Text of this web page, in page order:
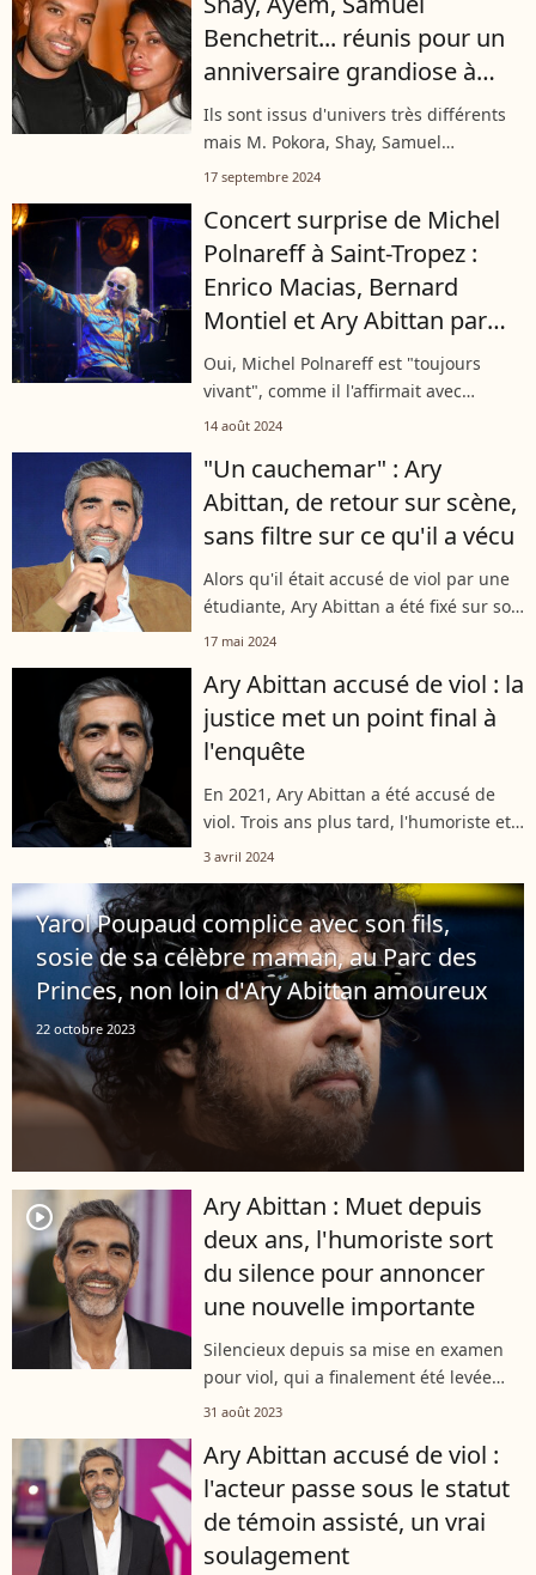
Benchetrit... réunis pour un
anniversaire grandiose à
deux pas du palais de
l'Elysée
Ils sont issus d'univers très différents
mais M. Pokora, Shay, Samuel
Benchetrit ou encore Christophe
même adresse le lundi 16 septembre
2024....
17 septembre 2024
Concert surprise de Michel
Polnareff à Saint-Tropez :
Enrico Macias, Bernard
Montiel et Ary Abittan parmi
les spectateurs
Oui, Michel Polnareff est "toujours
vivant", comme il l'affirmait avec
humour en avril dernier, après la sortie
généralement pour les artistes...
14 août 2024
"Un cauchemar" : Ary
Abittan, de retour sur scène,
sans filtre sur ce qu'il a vécu
Alors qu'il était accusé de viol par une
étudiante, Ary Abittan a été fixé sur son
sort il y a de cela quelques semaines.
carrière. C'est ainsi qu'il...
17 mai 2024
Ary Abittan accusé de viol : la
justice met un point final à
l'enquête
En 2021, Ary Abittan a été accusé de
viol. Trois ans plus tard, l'humoriste et
comédien vient d'apprendre la décision
lieu dans les investigations...
3 avril 2024
Yarol Poupaud complice avec son fils,
sosie de sa célèbre maman, au Parc des
Princes, non loin d'Ary Abittan amoureux
22 octobre 2023
player2
Ary Abittan : Muet depuis
deux ans, l'humoriste sort
du silence pour annoncer
une nouvelle importante
Silencieux depuis sa mise en examen
pour viol, qui a finalement été levée
après deux ans d'enquête, Ary Abittan,
assisté dans cette affaire,...
31 août 2023
Ary Abittan accusé de viol :
l'acteur passe sous le statut
de témoin assisté, un vrai
soulagement